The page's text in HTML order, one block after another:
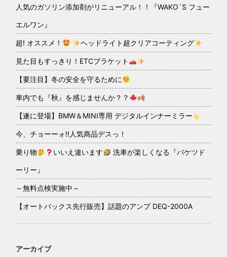
人気のガソリン添加剤がリニューアル！！『WAKO´S フュー
エルワン』
超! オススメ！ ヘッドライト超クリアコーティング
見た目もすっきり！ETCブラケット
【要注目】冬の安全を守るために
車内でも『秋』を感じませんか？？
【遂に登場】BMW＆MINI専用 デジタルインナーミラー
今、チョーーォ!!人気商品デスっ！
乗り物 いいえ違います 洗車が楽しくなる『バケツド
ーリー』
～無料点検実施中～
【オートバックス先行販売】話題のアンプ DEQ-2000A
アーカイブ